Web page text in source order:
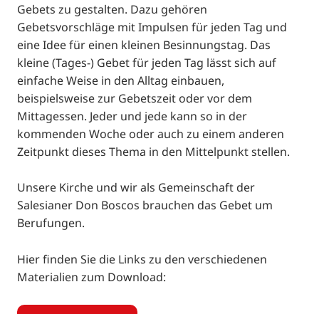
Gebets zu gestalten. Dazu gehören
Gebetsvorschläge mit Impulsen für jeden Tag und
eine Idee für einen kleinen Besinnungstag. Das
kleine (Tages-) Gebet für jeden Tag lässt sich auf
einfache Weise in den Alltag einbauen,
beispielsweise zur Gebetszeit oder vor dem
Mittagessen. Jeder und jede kann so in der
kommenden Woche oder auch zu einem anderen
Zeitpunkt dieses Thema in den Mittelpunkt stellen.
Unsere Kirche und wir als Gemeinschaft der
Salesianer Don Boscos brauchen das Gebet um
Berufungen.
Hier finden Sie die Links zu den verschiedenen
Materialien zum Download: